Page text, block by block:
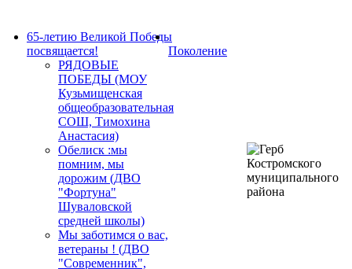
65-летию Великой Победы
посвящается!
РЯДОВЫЕ
ПОБЕДЫ (МОУ
Кузьмищенская
общеобразовательная
СОШ, Тимохина
Анастасия)
Обелиск :мы
помним, мы
дорожим (ДВО
"Фортуна"
Шуваловской
средней школы)
Мы заботимся о вас,
ветераны ! (ДВО
"Современник",
Поколение